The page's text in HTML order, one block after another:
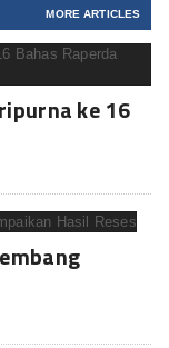
MORE ARTICLES
ke 16